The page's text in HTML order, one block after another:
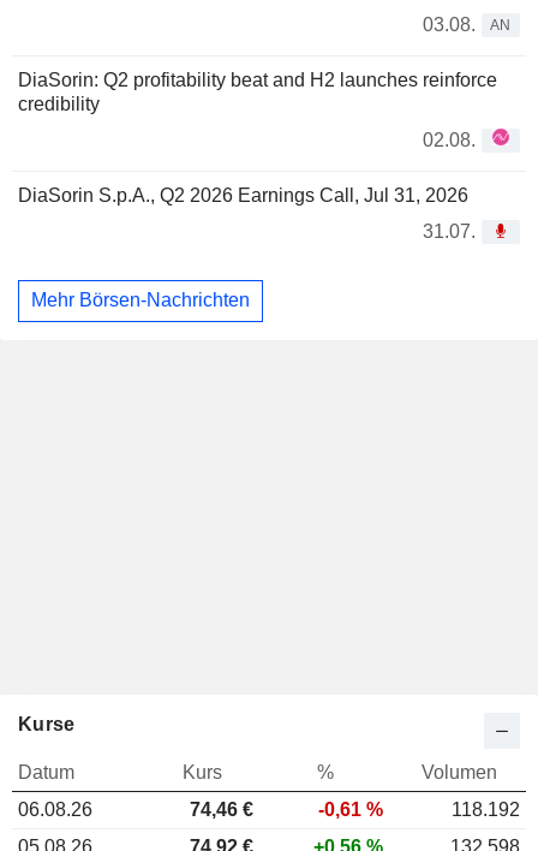
03.08.
AN
DiaSorin: Q2 profitability beat and H2 launches reinforce
credibility
02.08.
DiaSorin S.p.A., Q2 2026 Earnings Call, Jul 31, 2026
31.07.
Mehr Börsen-Nachrichten
Kurse
Datum Kurs %
Volumen
06.08.26
74,46 € -0,61 %
118.192
05.08.26
74,92 € +0,56 % 132.598